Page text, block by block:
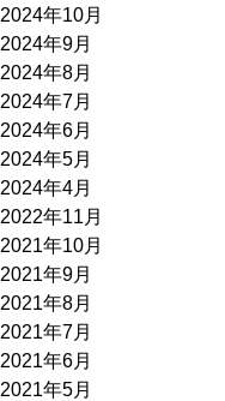
2024年10月
2024年9月
2024年8月
2024年7月
2024年6月
2024年5月
2024年4月
2022年11月
2021年10月
2021年9月
2021年8月
2021年7月
2021年6月
2021年5月